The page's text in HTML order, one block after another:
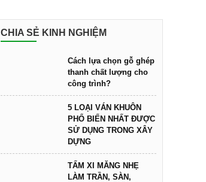
CHIA SẺ KINH NGHIỆM
Cách lựa chọn gỗ ghép
thanh chất lượng cho
công trình?
5 LOẠI VÁN KHUÔN
PHỔ BIẾN NHẤT ĐƯỢC
SỬ DỤNG TRONG XÂY
DỰNG
TẤM XI MĂNG NHẸ
LÀM TRẦN, SÀN,